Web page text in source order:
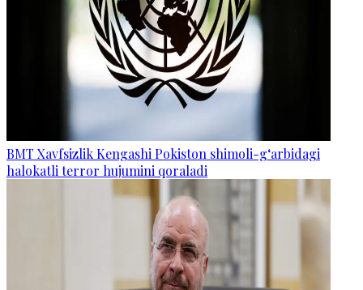
BMT Xavfsizlik Kengashi Pokiston shimoli-g‘arbidagi
halokatli terror hujumini qoraladi